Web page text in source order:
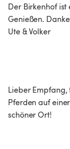
Der Birkenhof
Genießen.
Ute & Volker
Lieber
Pferden auf
schöner Ort!